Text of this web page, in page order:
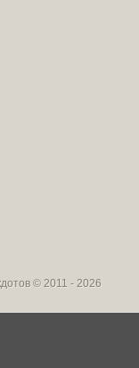
© 2011 - 2026